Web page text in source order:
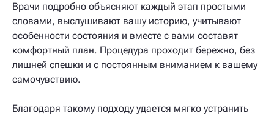
Врачи подробно объясняют каждый этап простыми
словами, выслушивают вашу историю, учитывают
особенности состояния и вместе с вами составят
комфортный план. Процедура проходит бережно, без
лишней спешки и с постоянным вниманием к вашему
самочувствию.
Благодаря такому подходу удается мягко устранить